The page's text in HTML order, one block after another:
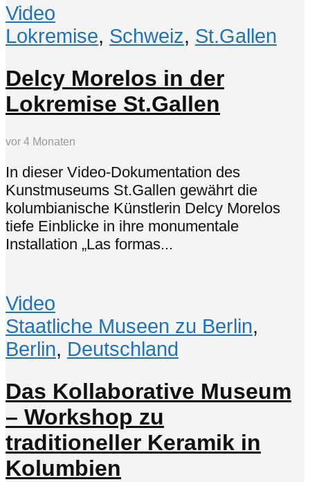
Video
Lokremise, Schweiz, St.Gallen
Delcy Morelos in der
Lokremise St.Gallen
vor 4 Monaten
In dieser Video-Dokumentation des
Kunstmuseums St.Gallen gewährt die
kolumbianische Künstlerin Delcy Morelos
tiefe Einblicke in ihre monumentale
Installation „Las formas...
Video
Staatliche Museen zu Berlin,
Berlin, Deutschland
Das Kollaborative Museum
– Workshop zu
traditioneller Keramik in
Kolumbien